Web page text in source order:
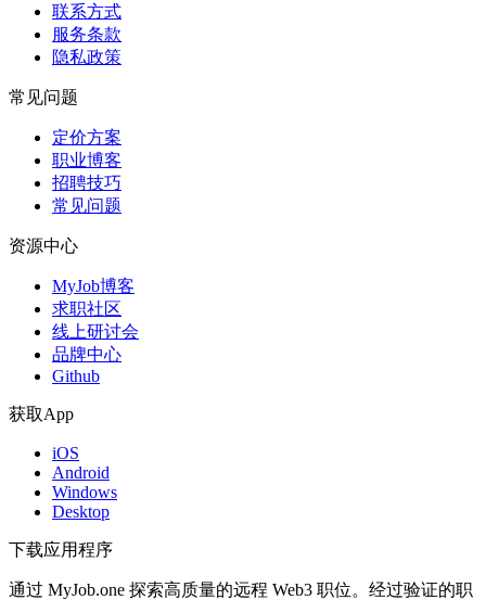
联系方式
服务条款
隐私政策
常见问题
定价方案
职业博客
招聘技巧
常见问题
资源中心
MyJob博客
求职社区
线上研讨会
品牌中心
Github
获取App
iOS
Android
Windows
Desktop
下载应用程序
通过 MyJob.one 探索高质量的远程 Web3 职位。经过验证的职